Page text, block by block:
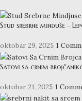
Stud srebrne minđuše –
oktobar 29, 2025 1
Satovi sa crnim
oktobar 21, 2025 1